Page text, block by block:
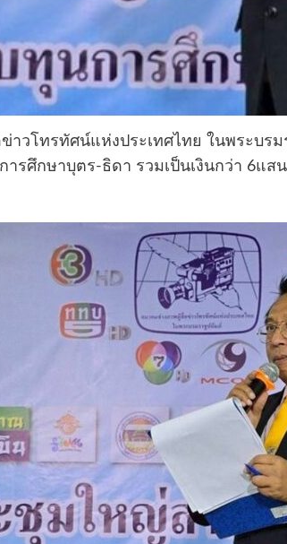
าวโทรทัศน์แห่งประเทศไทย ในพระบ
รศึกษาบุตร-ธิดา รวมเป็นเงินกว่า 6แส